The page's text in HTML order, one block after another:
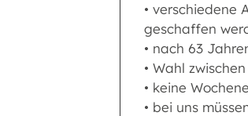
• verschiedene
geschaffen
• nach 63
• Wahl
• keine
• bei uns